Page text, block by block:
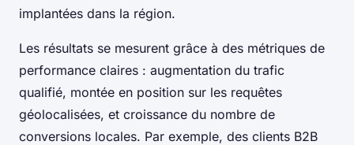
implantées dans la région.
Les résultats se mesurent grâce à des métriques de
performance claires : augmentation du trafic
qualifié, montée en position sur les requêtes
géolocalisées, et croissance du nombre de
conversions locales. Par exemple, des clients B2B